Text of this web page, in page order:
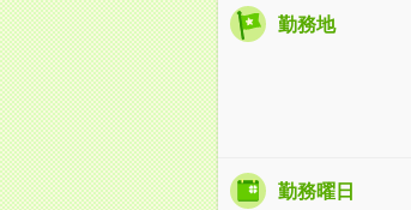
勤務地
勤務曜日